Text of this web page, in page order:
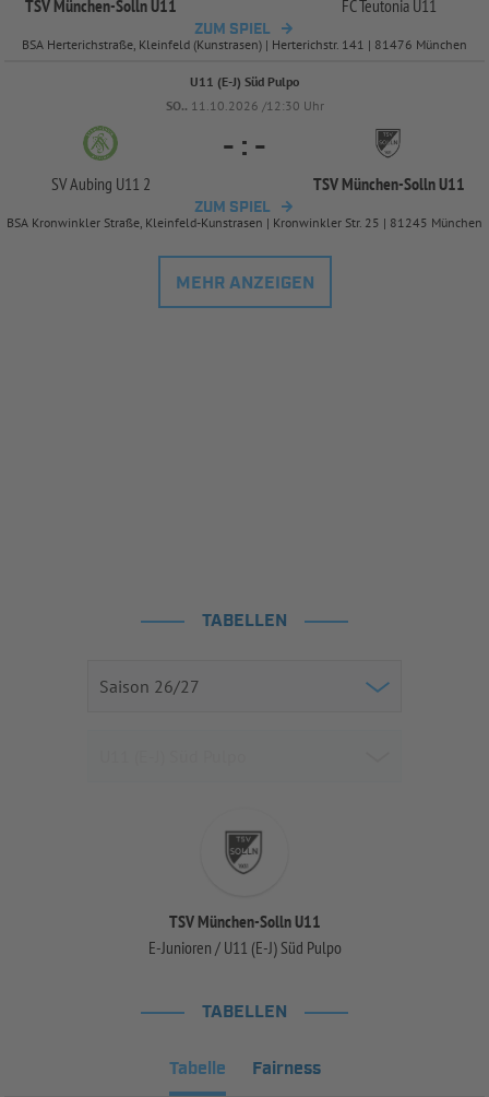
TSV München-Solln U11 FC Teutonia U11
ZUM SPIEL
BSA Herterichstraße, Kleinfeld (Kunstrasen) | Herterichstr. 141 | 81476 München
U11 (E-J) Süd Pulpo
SO.. 11.10.2026 /12:30 Uhr
SV Aubing U11 2
- : -
TSV München-Solln U11
ZUM SPIEL
BSA Kronwinkler Straße, Kleinfeld-Kunstrasen | Kronwinkler Str. 25 | 81245 München
MEHR ANZEIGEN
TABELLEN
TSV München-Solln U11
E-Junioren / U11 (E-J) Süd Pulpo
TABELLEN
Tabelle Fairness